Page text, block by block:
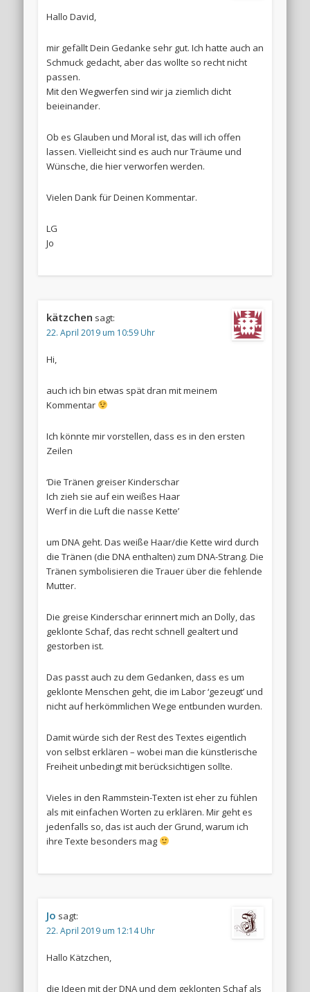
Hallo David,
mir gefällt Dein Gedanke sehr gut. Ich hatte auch an
Schmuck gedacht, aber das wollte so recht nicht
passen.
Mit den Wegwerfen sind wir ja ziemlich dicht
beieinander.
Ob es Glauben und Moral ist, das will ich offen
lassen. Vielleicht sind es auch nur Träume und
Wünsche, die hier verworfen werden.
Vielen Dank für Deinen Kommentar.
LG
Jo
kätzchen sagt:
22. April 2019 um 10:59 Uhr
Hi,
auch ich bin etwas spät dran mit meinem
Kommentar
Ich könnte mir vorstellen, dass es in den ersten
Zeilen
‘Die Tränen greiser Kinderschar
Ich zieh sie auf ein weißes Haar
Werf in die Luft die nasse Kette’
um DNA geht. Das weiße Haar/die Kette wird durch
die Tränen (die DNA enthalten) zum DNA-Strang. Die
Tränen symbolisieren die Trauer über die fehlende
Mutter.
Die greise Kinderschar erinnert mich an Dolly, das
geklonte Schaf, das recht schnell gealtert und
gestorben ist.
Das passt auch zu dem Gedanken, dass es um
geklonte Menschen geht, die im Labor ‘gezeugt’ und
nicht auf herkömmlichen Wege entbunden wurden.
Damit würde sich der Rest des Textes eigentlich
von selbst erklären – wobei man die künstlerische
Freiheit unbedingt mit berücksichtigen sollte.
Vieles in den Rammstein-Texten ist eher zu fühlen
als mit einfachen Worten zu erklären. Mir geht es
jedenfalls so, das ist auch der Grund, warum ich
ihre Texte besonders mag
Jo sagt:
22. April 2019 um 12:14 Uhr
Hallo Kätzchen,
die Ideen mit der DNA und dem geklonten Schaf als